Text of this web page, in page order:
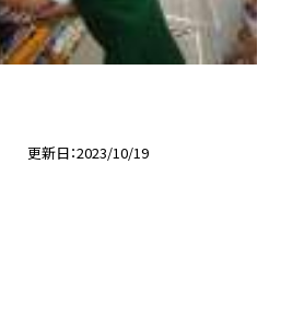
更新日 2023/10/19